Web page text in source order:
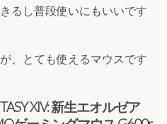
るし普段使いにもいいです
、とても使えるマウスです
XIV: 新生エオルゼア